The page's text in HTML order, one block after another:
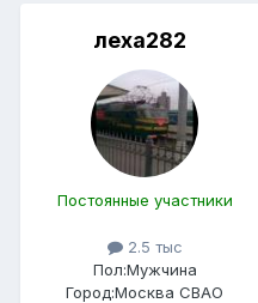
леха282
Постоянные участники
2.5 тыс
Пол:Мужчина
Город:Москва СВАО